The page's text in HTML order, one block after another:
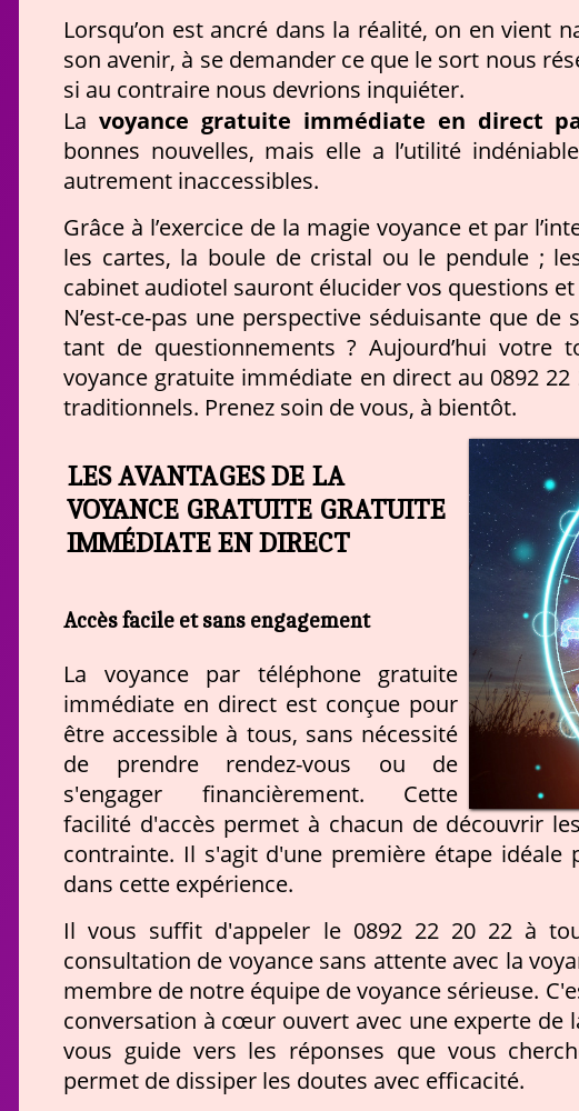
Lorsqu’on est ancré dans la réalité, on en vient
son avenir, à se demander ce que le sort nous
si au contraire nous devrions inquiéter.
La voyance gratuite immédiate en direct
bonnes nouvelles, mais elle a l’utilité
autrement inaccessibles.
Grâce à l’exercice de la magie voyance et par
les cartes, la boule de cristal ou le pendule ;
cabinet audiotel sauront élucider vos questions
N’est-ce-pas une perspective séduisante que
tant de questionnements ? Aujourd’hui votre
voyance gratuite immédiate en direct au 0892
traditionnels. Prenez soin de vous, à bientôt.
LES AVANTAGES DE LA
VOYANCE GRATUITE GRATUITE
IMMÉDIATE EN DIRECT
Accès facile et sans engagement
La voyance par téléphone gratuite
immédiate en direct est conçue pour
être accessible à tous, sans nécessité
de prendre rendez-vous ou de
s'engager financièrement. Cette
facilité d'accès permet à chacun de découvrir
contrainte. Il s'agit d'une première étape
dans cette expérience.
Il vous suffit d'appeler le 0892 22 20 22 à
consultation de voyance sans attente avec la
membre de notre équipe de voyance sérieuse.
conversation à cœur ouvert avec une experte de
vous guide vers les réponses que vous
permet de dissiper les doutes avec efficacité.